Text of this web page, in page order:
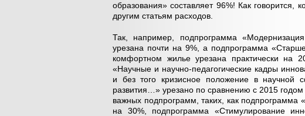
образования» составляет 96%! Как
другим статьям расходов.
Так, например, подпрограмма
урезана почти на 9%, а подпрограмма
комфортном жилье урезана практически на
«Научные и научно-педагогические кадры
и без того кризисное положение в научной
развития…» урезано по сравнению с 2015
важных подпрограмм, таких, как подпрограмма
на 30%, подпрограмма «Стимулирование